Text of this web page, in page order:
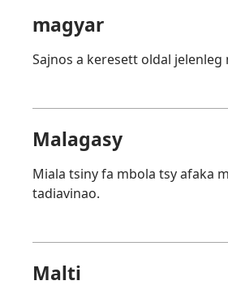
magyar
Sajnos a keresett oldal jelenleg
Malagasy
Miala tsiny fa mbola tsy afaka
tadiavinao.
Malti